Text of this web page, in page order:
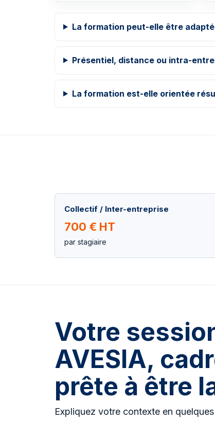
La formation peut-elle être
Présentiel, distance ou intra-
La formation est-elle orientée
Collectif / Inter-entreprise
700 € HT
par stagiaire
Votre
AVESIA,
prête à être
Expliquez votre contexte en